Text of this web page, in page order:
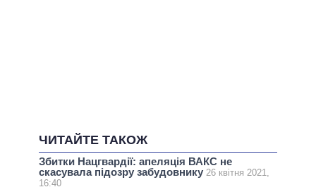
ЧИТАЙТЕ ТАКОЖ
Збитки Нацгвардії: апеляція ВАКС не
скасувала підозру забудовнику 26 квітня 2021,
16:40